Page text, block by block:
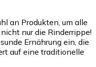
an Produkten, um alle
nur die Rinderrippe!
Ernährung ein, die
auf eine traditionelle